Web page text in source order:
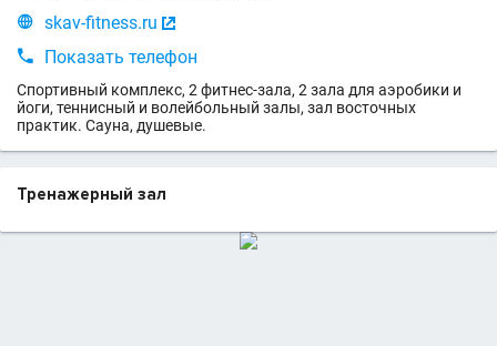
 skav-fitness.ru 

Показать телефон
Спортивный комплекс, 2 фитнес-зала, 2 зала для аэробики и
йоги, теннисный и волейбольный залы, зал восточных
практик. Сауна, душевые.
Тренажерный зал